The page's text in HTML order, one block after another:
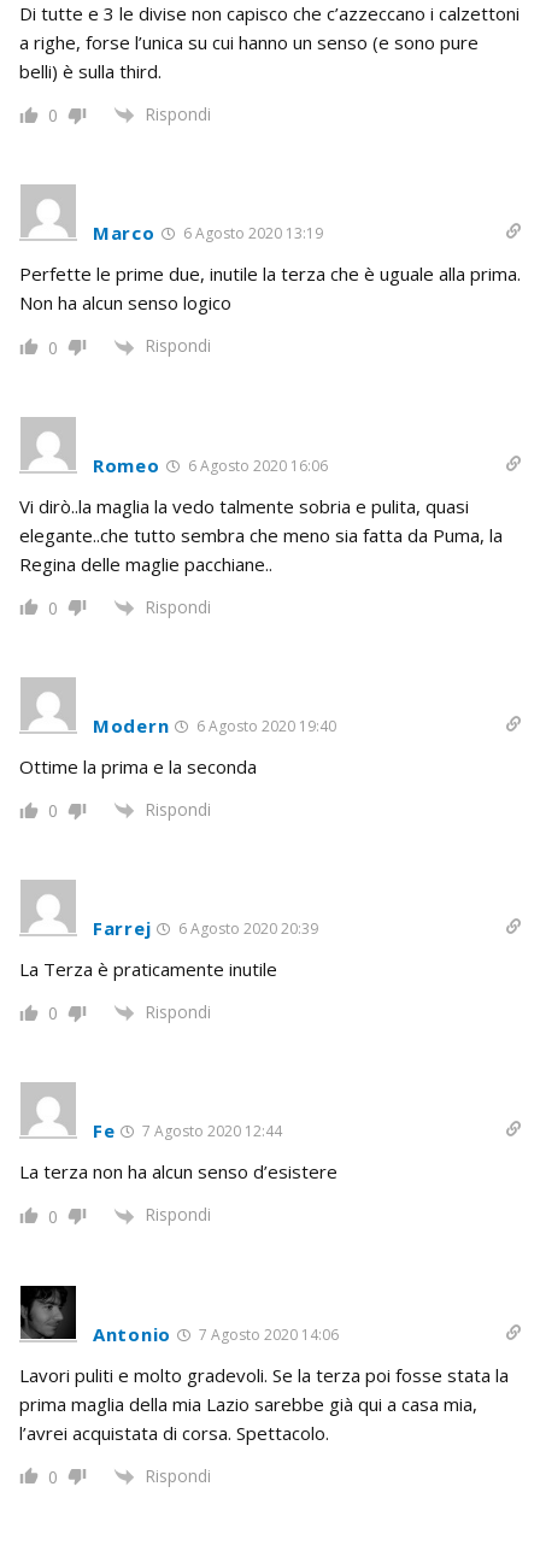
Di tutte e 3 le divise non capisco che c’azzeccano i calzettoni
a righe, forse l’unica su cui hanno un senso (e sono pure
belli) è sulla third.
0 Rispondi
Marco 6 Agosto 2020 13:19
Perfette le prime due, inutile la terza che è uguale alla prima.
Non ha alcun senso logico
0 Rispondi
Romeo 6 Agosto 2020 16:06
Vi dirò..la maglia la vedo talmente sobria e pulita, quasi
elegante..che tutto sembra che meno sia fatta da Puma, la
Regina delle maglie pacchiane..
0 Rispondi
Modern 6 Agosto 2020 19:40
Ottime la prima e la seconda
0 Rispondi
Farrej 6 Agosto 2020 20:39
La Terza è praticamente inutile
0 Rispondi
Fe 7 Agosto 2020 12:44
La terza non ha alcun senso d’esistere
0 Rispondi
Antonio 7 Agosto 2020 14:06
Lavori puliti e molto gradevoli. Se la terza poi fosse stata la
prima maglia della mia Lazio sarebbe già qui a casa mia,
l’avrei acquistata di corsa. Spettacolo.
0 Rispondi